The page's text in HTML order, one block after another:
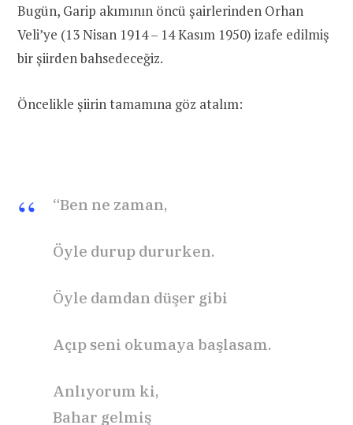
Bugün, Garip akımının öncü şairlerinden Orhan
Veli’ye (13 Nisan 1914 – 14 Kasım 1950) izafe edilmiş
bir şiirden bahsedeceğiz.
Öncelikle şiirin tamamına göz atalım:
“Ben ne zaman,
Öyle durup dururken.
Öyle damdan düşer gibi
Açıp seni okumaya başlasam.
Anlıyorum ki,
Bahar gelmiş